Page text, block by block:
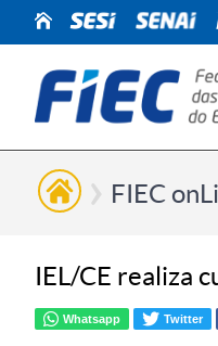
FIEC
IEL/CE realiza
Whatsapp Twitter